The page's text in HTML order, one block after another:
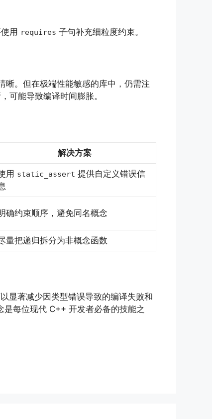
用 requires 子句补充细粒度约束。
晰。但在极端性能敏感的库中，仍需注
可能导致编译时间膨胀。
解决方案
用 static_assert 提供自定义错误信
确约束顺序，避免同名概念
量把递归拆分为非概念函数
显著减少因类型错误导致的编译失败和
每位现代 C++ 开发者必备的技能之